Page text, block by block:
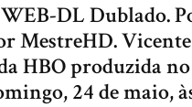
DL Dublado.
MestreHD.
HBO produzida
24 de maio,